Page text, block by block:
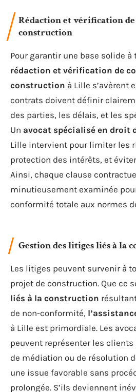
Rédaction et vérification
construction
Pour garantir une base solide à
rédaction et vérification de
construction à Lille s’avèrent
contrats doivent définir
des parties, les délais, et les
Un avocat spécialisé en droit
Lille intervient pour limiter les
protection des intérêts, et
Ainsi, chaque clause
minutieusement examinée
conformité totale aux normes
Gestion des litiges liés à la
Les litiges peuvent survenir à
projet de construction. Que ce
liés à la construction
de non-conformité,
à Lille est primordiale. Les
peuvent représenter les clients
de médiation ou de résolution
une issue favorable sans
prolongée. S’ils deviennent